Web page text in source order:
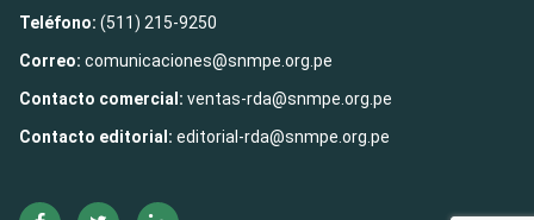
Teléfono: (511) 215-9250
Correo: comunicaciones@snmpe.org.pe
Contacto comercial: ventas-rda@snmpe.org.pe
Contacto editorial: editorial-rda@snmpe.org.pe